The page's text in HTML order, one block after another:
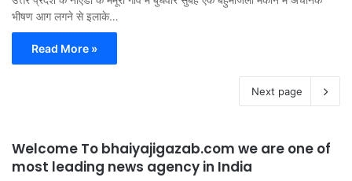
भीषण आग लगने से इलाके…
Read More »
Next page
Welcome To bhaiyajigazab.com we are one of
most leading news agency in India